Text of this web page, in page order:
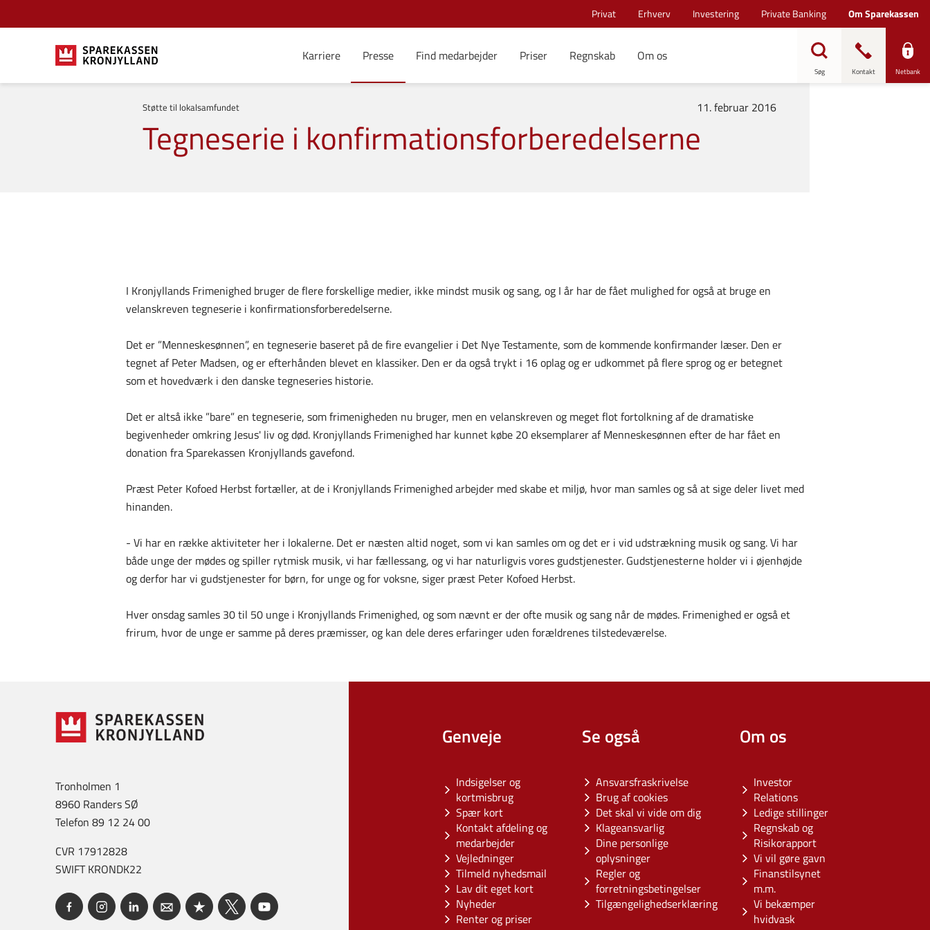
Privat Erhverv Investering Private Banking Om Sparekassen
Karriere Presse Find medarbejder Priser Regnskab Om os
Søg Kontakt Netbank
Støtte til lokalsamfundet
Tegneserie i konfirmationsforberedelserne
11. februar 2016
I Kronjyllands Frimenighed bruger de flere forskellige medier, ikke mindst musik og sang, og I år har de fået mulighed for også at bruge en
velanskreven tegneserie i konfirmationsforberedelserne.
Det er ”Menneskesønnen”, en tegneserie baseret på de fire evangelier i Det Nye Testamente, som de kommende konfirmander læser. Den er
tegnet af Peter Madsen, og er efterhånden blevet en klassiker. Den er da også trykt i 16 oplag og er udkommet på flere sprog og er betegnet
som et hovedværk i den danske tegneseries historie.
Det er altså ikke ”bare” en tegneserie, som frimenigheden nu bruger, men en velanskreven og meget flot fortolkning af de dramatiske
begivenheder omkring Jesus' liv og død. Kronjyllands Frimenighed har kunnet købe 20 eksemplarer af Menneskesønnen efter de har fået en
donation fra Sparekassen Kronjyllands gavefond.
Præst Peter Kofoed Herbst fortæller, at de i Kronjyllands Frimenighed arbejder med skabe et miljø, hvor man samles og så at sige deler livet med
hinanden.
- Vi har en række aktiviteter her i lokalerne. Det er næsten altid noget, som vi kan samles om og det er i vid udstrækning musik og sang. Vi har
både unge der mødes og spiller rytmisk musik, vi har fællessang, og vi har naturligvis vores gudstjenester. Gudstjenesterne holder vi i øjenhøjde
og derfor har vi gudstjenester for børn, for unge og for voksne, siger præst Peter Kofoed Herbst.
Hver onsdag samles 30 til 50 unge i Kronjyllands Frimenighed, og som nævnt er der ofte musik og sang når de mødes. Frimenighed er også et
frirum, hvor de unge er samme på deres præmisser, og kan dele deres erfaringer uden forældrenes tilstedeværelse.
Genveje
Indsigelser og
kortmisbrug
Spær kort
Kontakt afdeling og
medarbejder
Vejledninger
Tilmeld nyhedsmail
Lav dit eget kort
Nyheder
Renter og priser
Se også
Ansvarsfraskrivelse
Brug af cookies
Det skal vi vide om dig
Klageansvarlig
Dine personlige
oplysninger
Regler og
forretningsbetingelser
Tilgængelighedserklæring
Om os
Investor
Relations
Ledige stillinger
Regnskab og
Risikorapport
Vi vil gøre gavn
Finanstilsynet
m.m.
Vi bekæmper
hvidvask
Tronholmen 1
8960 Randers SØ
Telefon 89 12 24 00
CVR 17912828
SWIFT KRONDK22